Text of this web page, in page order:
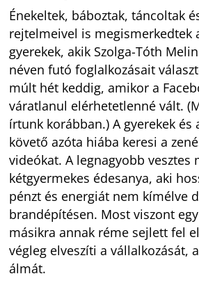
Énekeltek, báboztak, táncoltak
rejtelmeivel is megismerkedtek
gyerekek, akik Szolga-Tóth
néven futó foglalkozásait
múlt hét keddig, amikor a
váratlanul elérhetetlenné vált.
írtunk korábban.) A gyerekek és
követő azóta hiába keresi a
videókat. A legnagyobb vesztes
kétgyermekes édesanya, aki
pénzt és energiát nem kímélve
brandépítésen. Most viszont
másikra annak réme sejlett fel
végleg elveszíti a vállalkozását,
álmát.